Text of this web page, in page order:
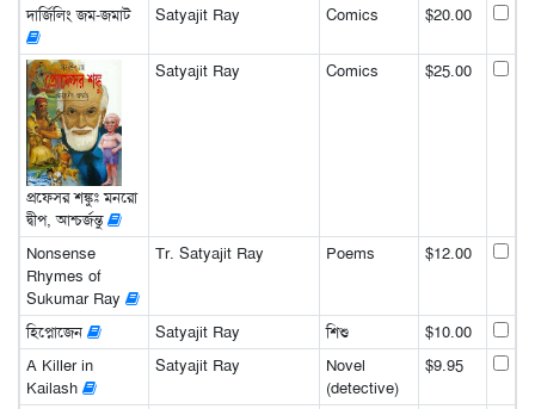
দার্জিলিং জম-জমাট Satyajit Ray Comics $20.00
প্রফেসর শঙ্কুঃ মনরো
দ্বীপ, আশ্চর্জন্তু
Satyajit Ray Comics $25.00
Nonsense
Rhymes of
Sukumar Ray
Tr. Satyajit Ray Poems $12.00
হিপ্নোজেন Satyajit Ray শিশু
$10.00
A Killer in
Kailash
Satyajit Ray
Novel
(detective)
$9.95